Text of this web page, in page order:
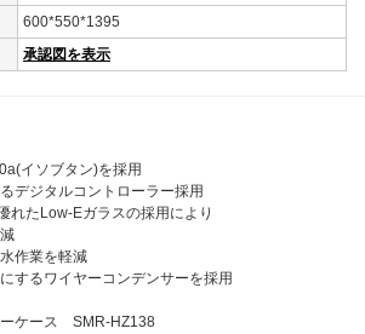
600*550*1395
承認図を表示
イソブタン)を採用
デジタルコントローラー採用
れたLow-Eガラスの採用により
作業を軽減
するワイヤーコンデンサーを採用
ケース SMR-HZ138